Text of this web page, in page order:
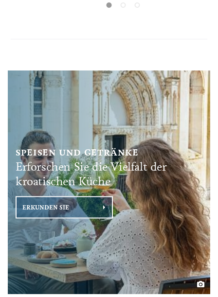
SPEISEN UND GETRÄNKE
Erforschen Sie die Vielfalt der
kroatischen Küche
ERKUNDEN SIE